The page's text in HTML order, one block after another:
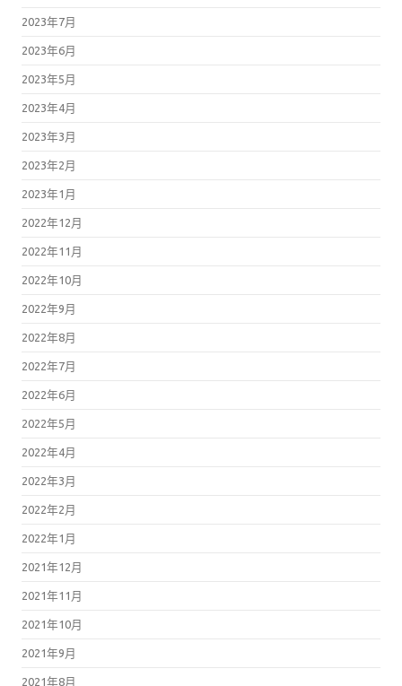
2023年7月
2023年6月
2023年5月
2023年4月
2023年3月
2023年2月
2023年1月
2022年12月
2022年11月
2022年10月
2022年9月
2022年8月
2022年7月
2022年6月
2022年5月
2022年4月
2022年3月
2022年2月
2022年1月
2021年12月
2021年11月
2021年10月
2021年9月
2021年8月